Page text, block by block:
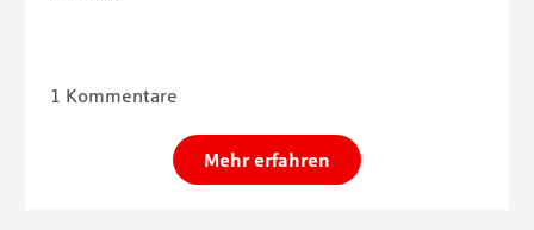
1 Kommentare
Mehr erfahren